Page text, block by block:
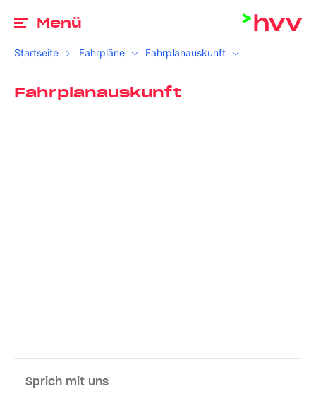
Menü
Startseite Fahrpläne Fahrplanauskunft
Fahrplanauskunft
Sprich mit uns